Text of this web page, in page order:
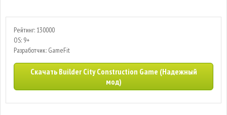
Рейтинг: 130000
OS: 9+
Разработчик: GameFit
Скачать Builder City Construction Game (Надежный
мод)